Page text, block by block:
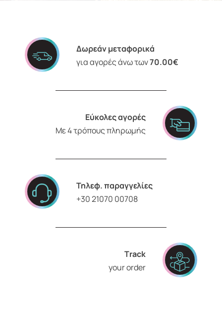
Δωρεάν μεταφορικά
για αγορές άνω των70.00€
Εύκολες αγορές
Με 4 τρόπους πληρωμής
Τηλεφ. παραγγελίες
+30 21070 00708
Τrack
your order